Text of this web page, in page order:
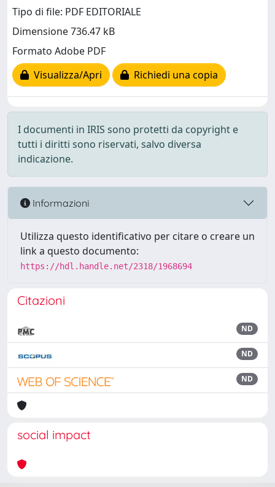
Tipo di file: PDF EDITORIALE
Dimensione 736.47 kB
Formato Adobe PDF
Visualizza/Apri
Richiedi una copia
I documenti in IRIS sono protetti da copyright e
tutti i diritti sono riservati, salvo diversa
indicazione.
Informazioni
Utilizza questo identificativo per citare o creare un
link a questo documento:
https://hdl.handle.net/2318/1968694
Citazioni
ND
ND
ND
social impact